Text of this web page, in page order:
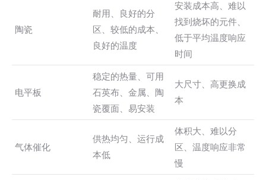
陶瓷
耐用、良好的分
区、较低的成本、
良好的温度
安装成本高、难以
找到烧坏的元件、
低于平均温度响应
时间
电平板
稳定的热量、可用
石英布、金属、陶
瓷覆面、易安装
大尺寸、高更换成
本
气体催化
供热均匀、运行成
本低
体积大、难以分
区、温度响应非常
慢